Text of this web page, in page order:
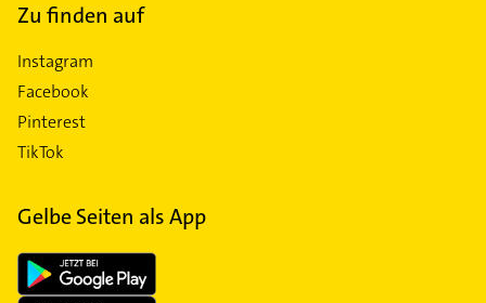
Zu finden auf
Instagram
Facebook
Pinterest
TikTok
Gelbe Seiten als App